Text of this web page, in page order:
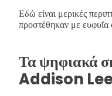
Εδώ είναι μερικές
προστέθηκαν με ευφυΐα
Τα ψηφιακά
Addison